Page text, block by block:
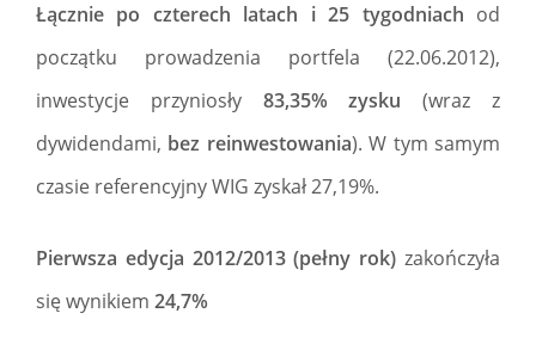
Łącznie po czterech latach i 25 tygodniach od
początku prowadzenia portfela (22.06.2012),
inwestycje przyniosły 83,35% zysku (wraz z
dywidendami, bez reinwestowania). W tym samym
czasie referencyjny WIG zyskał 27,19%.
Pierwsza edycja 2012/2013 (pełny rok) zakończyła
się wynikiem 24,7%